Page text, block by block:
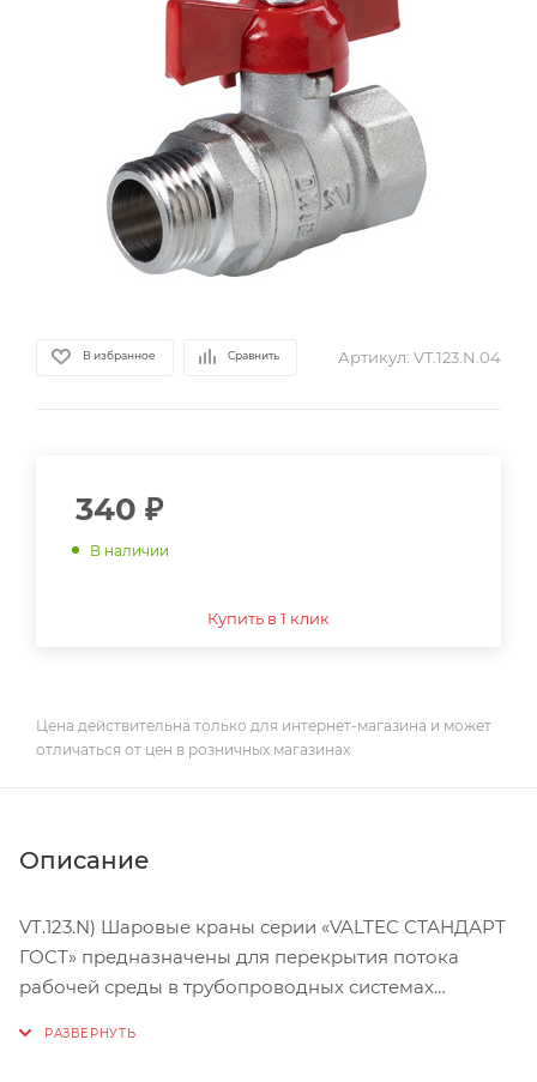
В избранное Сравнить Артикул: VT.123.N.04
340 ₽
В наличии
Купить в 1 клик
Цена действительна только для интернет-магазина и может
отличаться от цен в розничных магазинах
Описание
VT.123.N) Шаровые краны серии «VALTEC СТАНДАРТ
ГОСТ» предназначены для перекрытия потока
рабочей среды в трубопроводных системах